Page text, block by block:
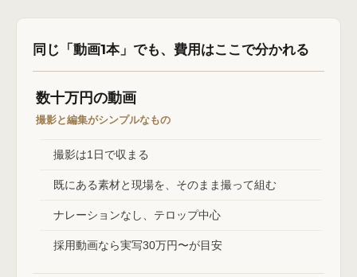
同じ「動画1本」でも、費用はここで分かれる
数十万円の動画
撮影と編集がシンプルなもの
撮影は1日で収まる
既にある素材と現場を、そのまま撮って組む
ナレーションなし、テロップ中心
採用動画なら実写30万円〜が目安